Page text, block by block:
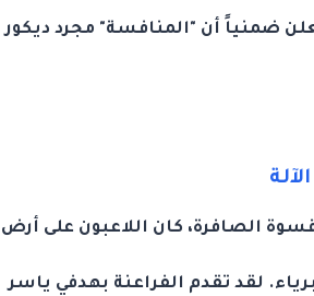
ضمنياً أن "المنافسة" مجرد ديكور
الصافرة، كان اللاعبون على أرض
لقد تقدم الفراعنة بهدفي ياسر